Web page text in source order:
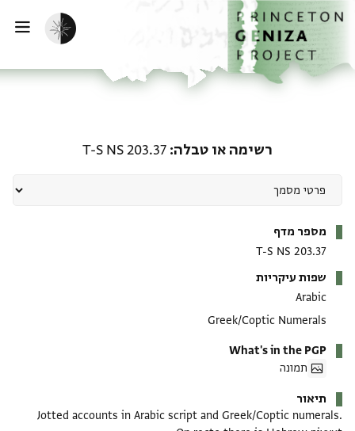
לתוכןהבית
הפעלת מצב כהה
רשימה או טבלה T-S NS 203.37
מספר מדף
T-S NS 203.37
שפות עיקריות
Arabic
Greek/Coptic Numerals
What's in the PGP
תמונה
תיאור
Jotted accounts in Arabic script and Greek/Coptic numerals.